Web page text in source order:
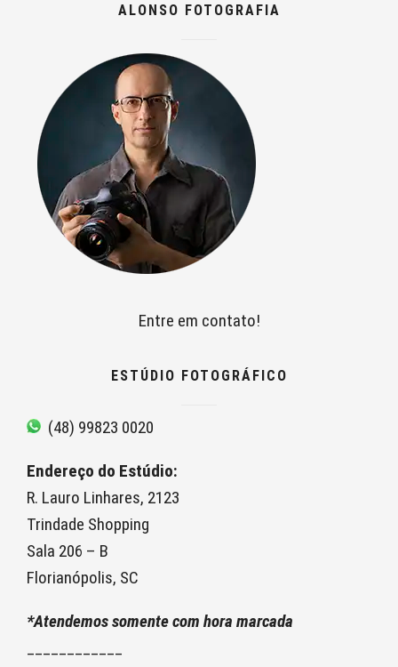
ALONSO FOTOGRAFIA
Entre em contato!
ESTÚDIO FOTOGRÁFICO
(48) 99823 0020
Endereço do Estúdio:
R. Lauro Linhares, 2123
Trindade Shopping
Sala 206 – B
Florianópolis, SC
*Atendemos somente com hora marcada